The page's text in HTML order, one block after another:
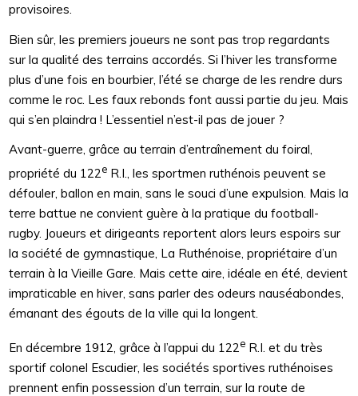
provisoires.
Bien sûr, les premiers joueurs ne sont pas trop regardants
sur la qualité des terrains accordés. Si l’hiver les transforme
plus d’une fois en bourbier, l’été se charge de les rendre durs
comme le roc. Les faux rebonds font aussi partie du jeu. Mais
qui s’en plaindra ! L’essentiel n’est-il pas de jouer ?
Avant-guerre, grâce au terrain d’entraînement du foiral,
propriété du 122e R.I., les sportmen ruthénois peuvent se
défouler, ballon en main, sans le souci d’une expulsion. Mais la
terre battue ne convient guère à la pratique du football-
rugby. Joueurs et dirigeants reportent alors leurs espoirs sur
la société de gymnastique, La Ruthénoise, propriétaire d’un
terrain à la Vieille Gare. Mais cette aire, idéale en été, devient
impraticable en hiver, sans parler des odeurs nauséabondes,
émanant des égouts de la ville qui la longent.
En décembre 1912, grâce à l’appui du 122e R.I. et du très
sportif colonel Escudier, les sociétés sportives ruthénoises
prennent enfin possession d’un terrain, sur la route de